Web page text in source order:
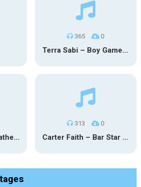
365 0
Terra Sabi – Boy Game X Marcia Cruz
The Game – Like Father Like Daughter
313 0
Carter Faith – Bar Star Vevo